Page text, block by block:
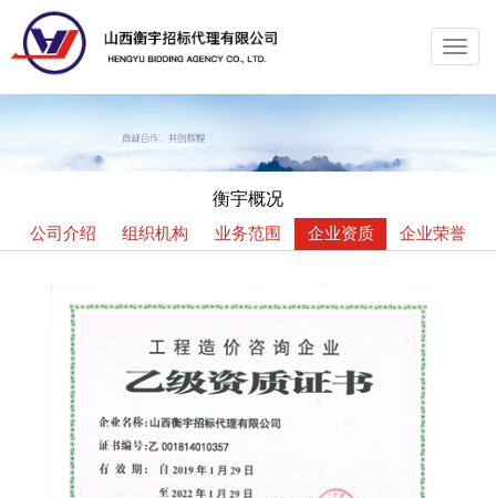
衡宇概况
公司介绍 组织机构 业务范围 企业资质 企业荣誉